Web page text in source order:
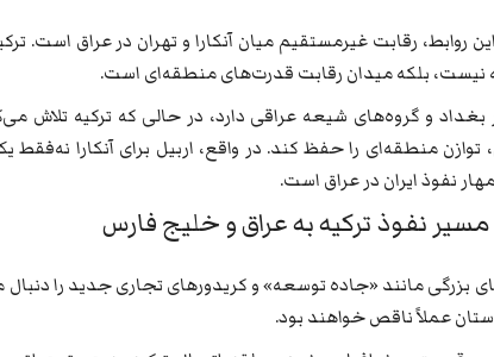
روابط، رقابت غیرمستقیم میان آنکارا و تهران در عراق است.
نیست، بلکه میدان رقابت قدرت‌های منطقه‌ای است.
بغداد و گروه‌های شیعه عراقی دارد، در حالی که ترکیه تلاش
توازن منطقه‌ای را حفظ کند. در واقع، اربیل برای آنکارا
نفوذ ایران در عراق است.
بزرگی مانند «جاده توسعه» و کریدورهای تجاری جدید را دنبال
عملاً ناقص خواهند بود.